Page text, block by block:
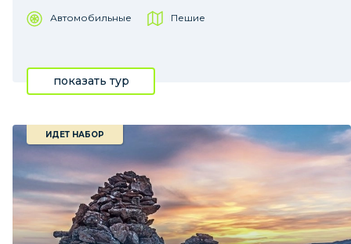
Автомобильные Пешие
показать тур
ИДЕТ НАБОР